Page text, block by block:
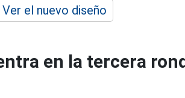
Ver el nuevo diseño
en la tercera